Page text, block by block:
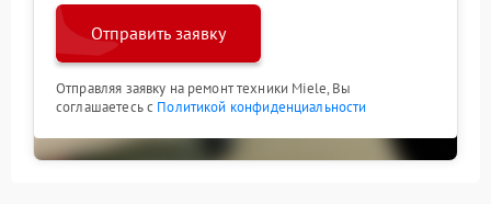
Отправить заявку
Отправляя заявку на ремонт техники Miele, Вы
соглашаетесь с Политикой конфиденциальности